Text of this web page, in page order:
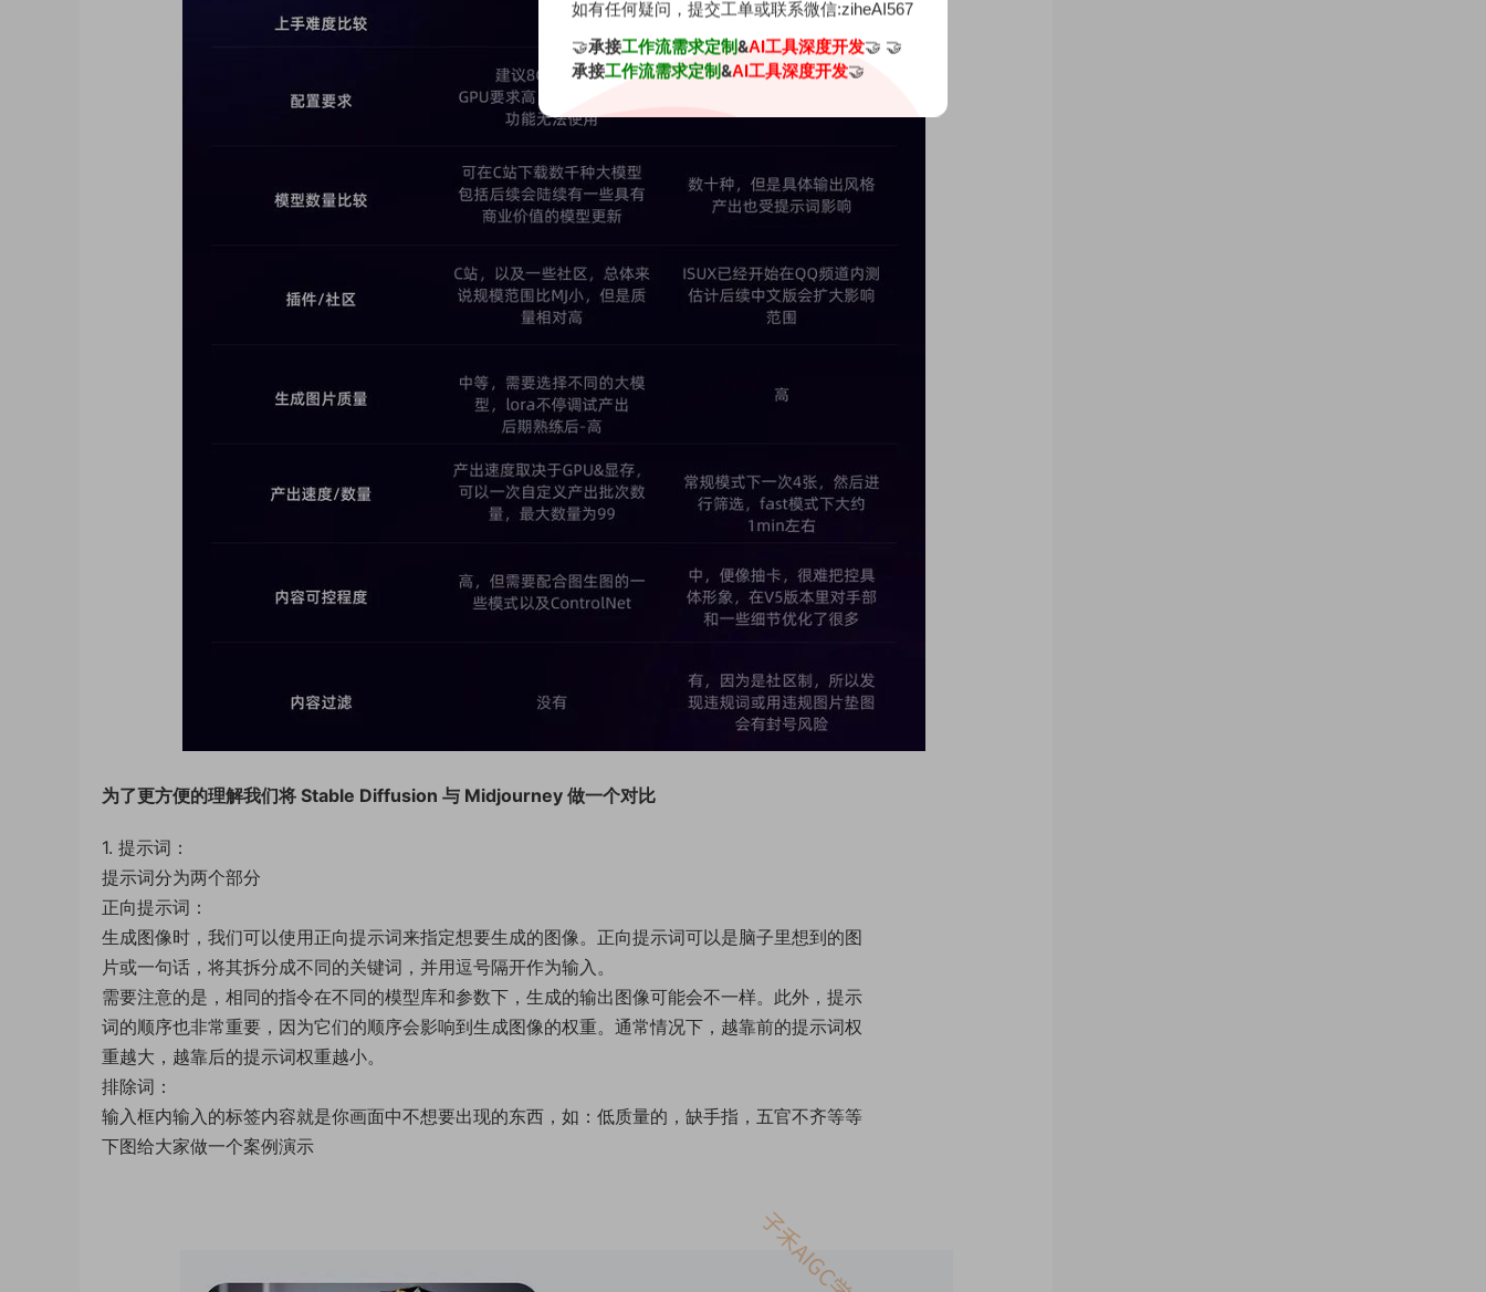
为了更方便的理解我们将 Stable Diffusion 与 Midjourney 做一个对比
1. 提示词：
提示词分为两个部分
正向提示词：
生成图像时，我们可以使用正向提示词来指定想要生成的图像。正向提示词可以是脑子里想到的图
片或一句话，将其拆分成不同的关键词，并用逗号隔开作为输入。
需要注意的是，相同的指令在不同的模型库和参数下，生成的输出图像可能会不一样。此外，提示
词的顺序也非常重要，因为它们的顺序会影响到生成图像的权重。通常情况下，越靠前的提示词权
重越大，越靠后的提示词权重越小。
排除词：
输入框内输入的标签内容就是你画面中不想要出现的东西，如：低质量的，缺手指，五官不齐等等
下图给大家做一个案例演示
如有任何疑问，提交工单或联系微信:ziheAI567
🤝承接工作流需求定制&AI工具深度开发🤝 🤝
承接工作流需求定制&AI工具深度开发🤝